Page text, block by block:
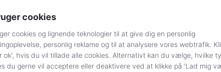
20 denier knæstrømper i one size i sort med flotte
sølvstriber. Strømperne er super smukke til et par
lejligheder.
cookies
cookies og lignende teknologier til at give dig en personlig
personlig reklame og til at analysere vores webtrafik.
ok', hvis du vil tillade alle cookies. Alternativt kan du vælge, hvilke
du gerne vil acceptere eller deaktivere ved at klikke på 'Lad mig